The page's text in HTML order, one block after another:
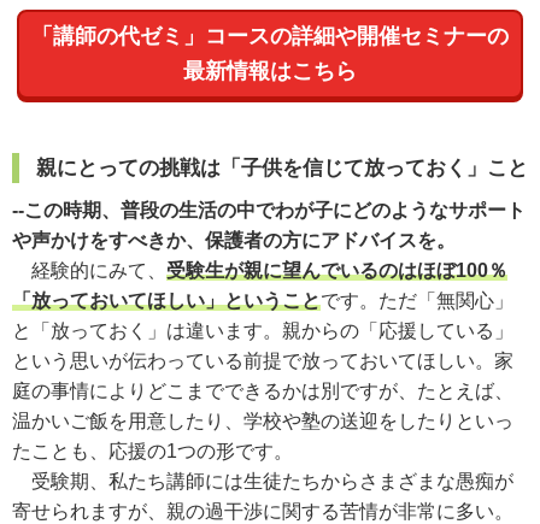
「講師の代ゼミ」コースの詳細や開催セミナーの
最新情報はこちら
親にとっての挑戦は「子供を信じて放っておく」こと
--この時期、普段の生活の中でわが子にどのようなサポート
や声かけをすべきか、保護者の方にアドバイスを。
経験的にみて、 受験生が親に望んでいるのはほぼ100％
「放っておいてほしい」ということです。ただ「無関心」
と「放っておく」は違います。親からの「応援している」
という思いが伝わっている前提で放っておいてほしい。家
庭の事情によりどこまでできるかは別ですが、たとえば、
温かいご飯を用意したり、学校や塾の送迎をしたりといっ
たことも、応援の1つの形です。
受験期、私たち講師には生徒たちからさまざまな愚痴が
寄せられますが、親の過干渉に関する苦情が非常に多い。